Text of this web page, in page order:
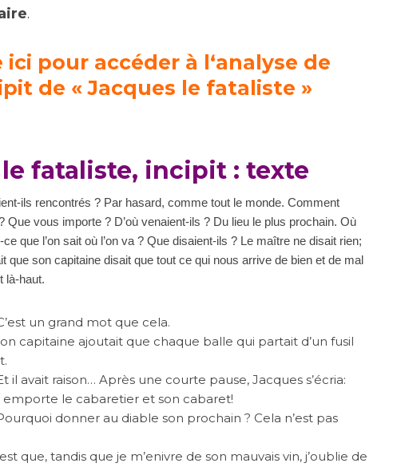
.
ici pour accéder à l‘analyse de
de « Jacques le fataliste »
fataliste, incipit : texte
ils rencontrés ? Par hasard, comme tout le monde. Comment
Que vous importe ? D’où venaient-ils ? Du lieu le plus prochain. Où
que l’on sait où l’on va ? Que disaient-ils ? Le maître ne disait rien;
que son capitaine disait que tout ce qui nous arrive de bien et de mal
là-haut.
un grand mot que cela.
capitaine ajoutait que chaque balle qui partait d’un fusil
il avait raison… Après une courte pause, Jacques s’écria:
emporte le cabaretier et son cabaret!
donner au diable son prochain ? Cela n’est pas
que, tandis que je m’enivre de son mauvais vin, j’oublie de